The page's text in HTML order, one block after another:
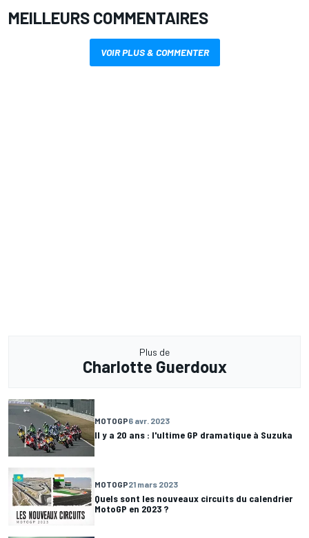
MEILLEURS COMMENTAIRES
VOIR PLUS & COMMENTER
Plus de
Charlotte Guerdoux
MOTOGP6 avr. 2023
Il y a 20 ans : l'ultime GP dramatique à Suzuka
MOTOGP21 mars 2023
Quels sont les nouveaux circuits du calendrier
MotoGP en 2023 ?